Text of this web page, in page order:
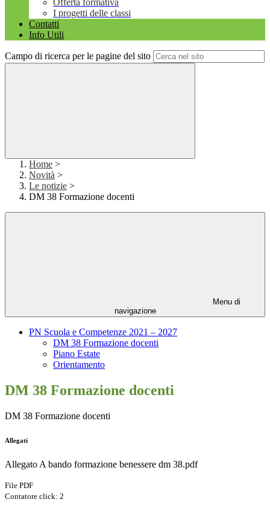
Offerta formativa
I progetti delle classi
Contatti
Info Utili
Campo di ricerca per le pagine del sito
Home >
Novità >
Le notizie >
DM 38 Formazione docenti
Menu di
navigazione
PN Scuola e Competenze 2021 – 2027
DM 38 Formazione docenti
Piano Estate
Orientamento
DM 38 Formazione docenti
DM 38 Formazione docenti
Allegati
Allegato A bando formazione benessere dm 38.pdf
File PDF
Contatore click: 2